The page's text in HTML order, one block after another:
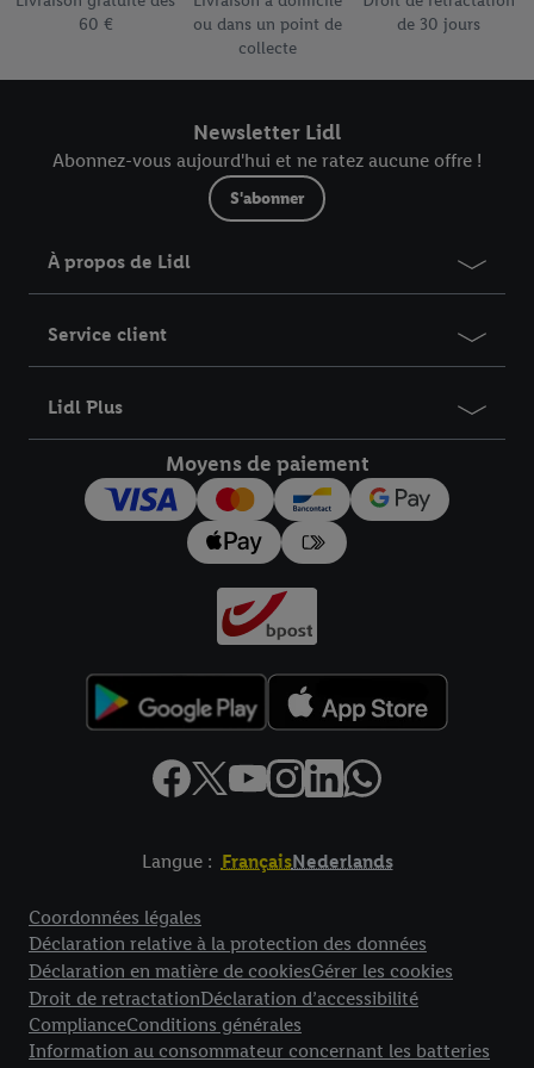
60 €
ou dans un point de
collecte
de 30 jours
Newsletter Lidl
Abonnez-vous aujourd'hui et ne ratez aucune offre !
S'abonner
À propos de Lidl
Service client
Lidl Plus
Moyens de paiement
Langue : FrançaisNederlands
Coordonnées légales
Déclaration relative à la protection des données
Déclaration en matière de cookiesGérer les cookies
Droit de retractationDéclaration d’accessibilité
ComplianceConditions générales
Information au consommateur concernant les batteries
données.Vous trouverez les impressions ici.